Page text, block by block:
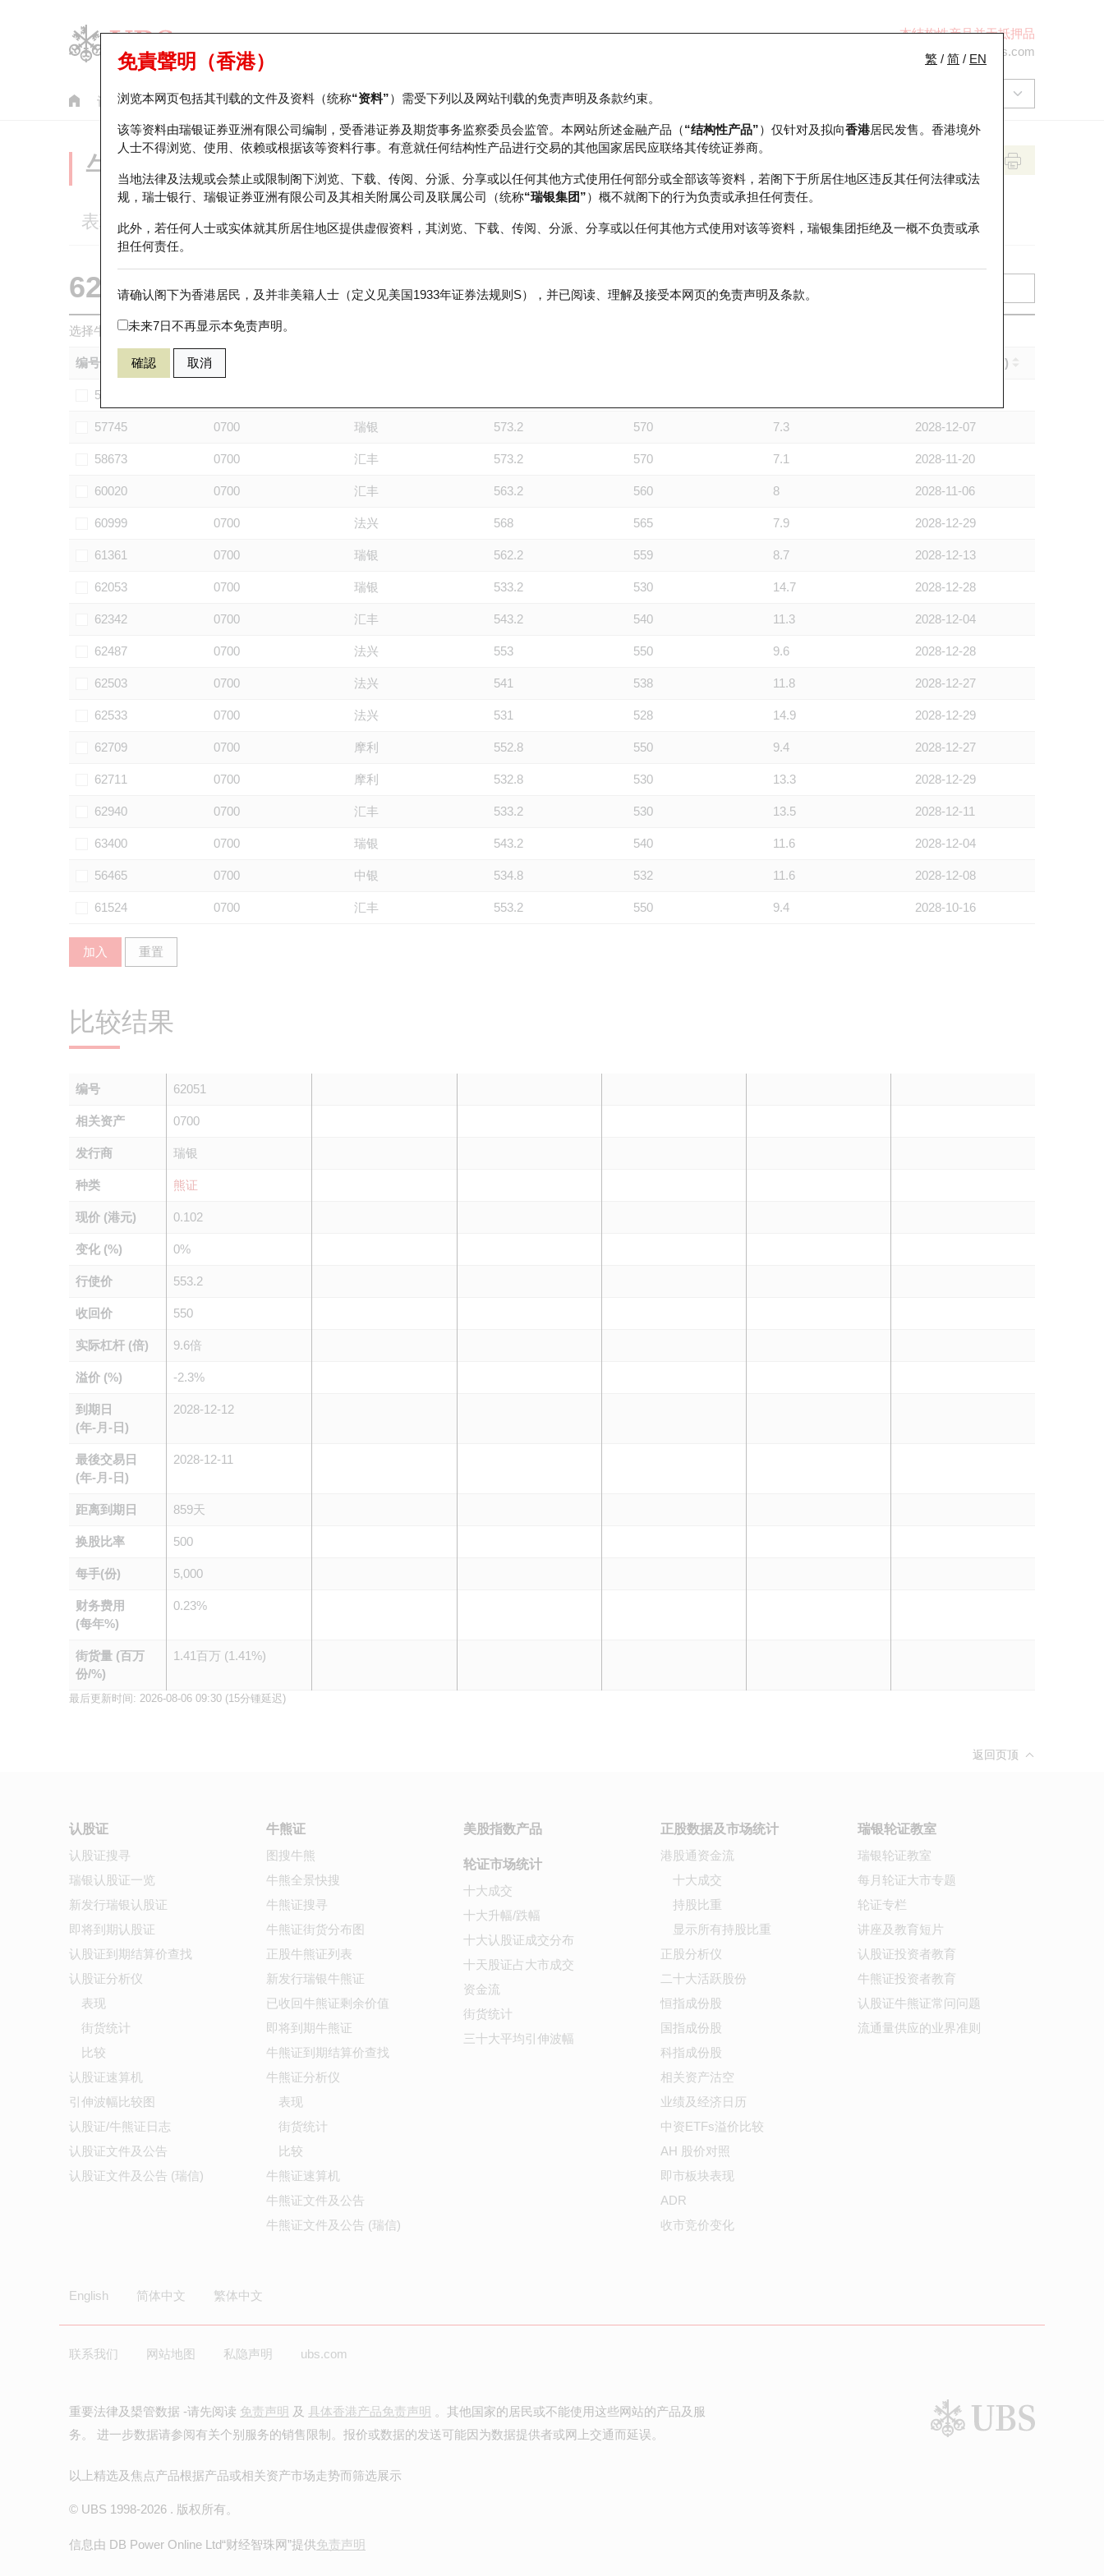
本结构性产品并无抵押品
ol-hkwarrants@ubs.com
认股证 牛熊证 美股指数产品 轮证市场统计 正股数据及市场统计 瑞银轮证教室
繁 / 简 / EN
免責聲明（香港）
浏览本网页包括其刊载的文件及资料（统称“资料”）需受下列以及网站刊载的免责声明及条款约束。
该等资料由瑞银证券亚洲有限公司编制，受香港证券及期货事务监察委员会监管。本网站所述金融产品（“结构性产品”）仅针对及拟向香港居民发售。香港境外
人士不得浏览、使用、依赖或根据该等资料行事。有意就任何结构性产品进行交易的其他国家居民应联络其传统证券商。
当地法律及法规或会禁止或限制阁下浏览、下载、传阅、分派、分享或以任何其他方式使用任何部分或全部该等资料，若阁下于所居住地区违反其任何法律或法
规，瑞士银行、瑞银证券亚洲有限公司及其相关附属公司及联属公司（统称“瑞银集团”）概不就阁下的行为负责或承担任何责任。
此外，若任何人士或实体就其所居住地区提供虚假资料，其浏览、下载、传阅、分派、分享或以任何其他方式使用对该等资料，瑞银集团拒绝及一概不负责或承
担任何责任。
请确认阁下为香港居民，及并非美籍人士（定义见美国1933年证券法规则S），并已阅读、理解及接受本网页的免责声明及条款。
未来7日不再显示本免责声明。
確認 取消
牛熊证分析仪
表现 街货统计 比较
62051 瑞银熊证 0700 腾讯控股
选择牛熊证作比较 *你可以选择最多五只牛熊证
编号 到期日 (年-月-日)
57527
57745 0700 瑞银 573.2 570 7.3 2028-12-07
58673 0700 汇丰 573.2 570 7.1 2028-11-20
60020 0700 汇丰 563.2 560 8 2028-11-06
60999 0700 法兴 568 565 7.9 2028-12-29
61361 0700 瑞银 562.2 559 8.7 2028-12-13
62053 0700 瑞银 533.2 530 14.7 2028-12-28
62342 0700 汇丰 543.2 540 11.3 2028-12-04
62487 0700 法兴 553 550 9.6 2028-12-28
62503 0700 法兴 541 538 11.8 2028-12-27
62533 0700 法兴 531 528 14.9 2028-12-29
62709 0700 摩利 552.8 550 9.4 2028-12-27
62711 0700 摩利 532.8 530 13.3 2028-12-29
62940 0700 汇丰 533.2 530 13.5 2028-12-11
63400 0700 瑞银 543.2 540 11.6 2028-12-04
56465 0700 中银 534.8 532 11.6 2028-12-08
61524 0700 汇丰 553.2 550 9.4 2028-10-16
加入 重置
比较结果
编号 62051
相关资产 0700
发行商 瑞银
种类 熊证
现价 (港元) 0.102
变化 (%) 0%
行使价 553.2
收回价 550
实际杠杆 (倍) 9.6倍
溢价 (%) -2.3%
到期日
(年-月-日)
2028-12-12
最後交易日
(年-月-日)
2028-12-11
距离到期日 859天
换股比率 500
每手(份) 5,000
财务费用
(每年%)
0.23%
街货量 (百万
份/%)
1.41百万 (1.41%)
最后更新时间: 2026-08-06 09:30 (15分锺延迟)
返回页顶
认股证
认股证搜寻
瑞银认股证一览
新发行瑞银认股证
即将到期认股证
认股证到期结算价查找
认股证分析仪
表现
街货统计
比较
认股证速算机
引伸波幅比较图
认股证/牛熊证日志
认股证文件及公告
认股证文件及公告 (瑞信)
牛熊证
图搜牛熊
牛熊全景快搜
牛熊证搜寻
牛熊证街货分布图
正股牛熊证列表
新发行瑞银牛熊证
已收回牛熊证剩余价值
即将到期牛熊证
牛熊证到期结算价查找
牛熊证分析仪
表现
街货统计
比较
牛熊证速算机
牛熊证文件及公告
牛熊证文件及公告 (瑞信)
美股指数产品
轮证市场统计
十大成交
十大升幅/跌幅
十大认股证成交分布
十天股证占大市成交
资金流
街货统计
三十大平均引伸波幅
正股数据及市场统计
港股通资金流
十大成交
持股比重
显示所有持股比重
正股分析仪
二十大活跃股份
恒指成份股
国指成份股
科指成份股
相关资产沽空
业绩及经济日历
中资ETFs溢价比较
AH 股价对照
即市板块表现
ADR
收市竞价变化
瑞银轮证教室
瑞银轮证教室
每月轮证大市专题
轮证专栏
讲座及教育短片
认股证投资者教育
牛熊证投资者教育
认股证牛熊证常问问题
流通量供应的业界准则
English 简体中文 繁体中文
联系我们 网站地图 私隐声明 ubs.com
重要法律及槼管数据 -请先阅读 免责声明 及 具体香港产品免责声明 。其他国家的居民或不能使用这些网站的产品及服
务。 进一步数据请参阅有关个别服务的销售限制。报价或数据的发送可能因为数据提供者或网上交通而延误。
以上精选及焦点产品根据产品或相关资产市场走势而筛选展示
© UBS 1998-2026 . 版权所有。
信息由 DB Power Online Ltd“财经智珠网”提供免责声明